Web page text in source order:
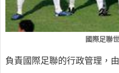
國際足聯
負責國際足聯的行政管理，